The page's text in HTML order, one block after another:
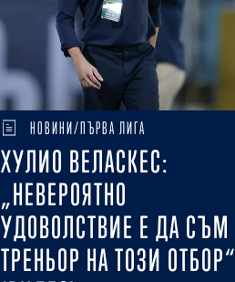
НОВИНИ/ПЪРВА ЛИГА
ХУЛИО ВЕЛАСКЕС:
„НЕВЕРОЯТНО
УДОВОЛСТВИЕ Е ДА СЪМ
ТРЕНЬОР НА ТОЗИ ОТБОР“